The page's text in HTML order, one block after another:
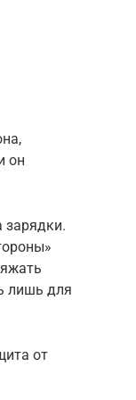
он
зарядки.
лишь для
от